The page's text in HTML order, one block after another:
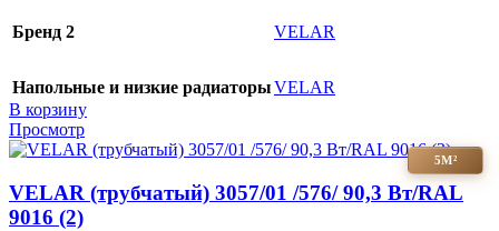
Бренд 2 VELAR
Напольные и низкие радиаторыVELAR
В корзину
Просмотр
5М²
VELAR (трубчатый) 3057/01 /576/ 90,3 Bт/RAL
9016 (2)